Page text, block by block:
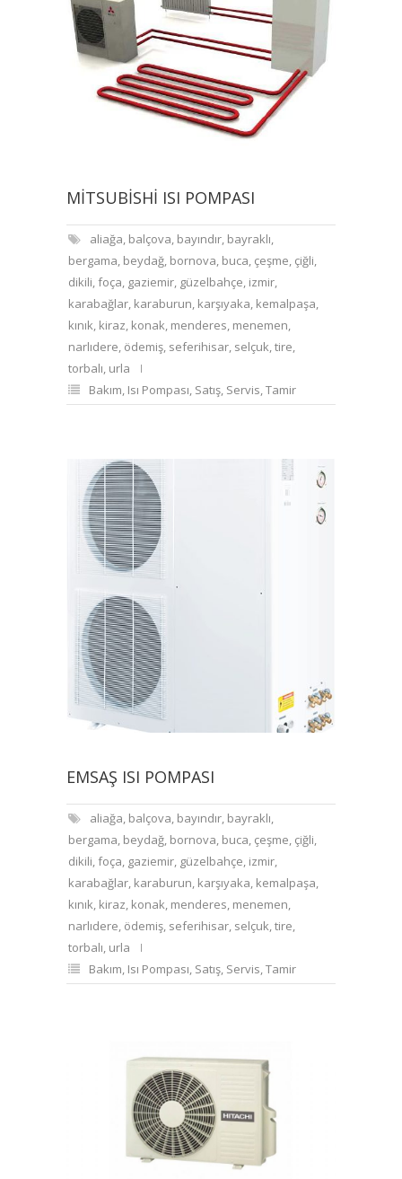
MITSUBISHI ISI POMPASI
aliağa, balçova, bayındır, bayraklı,
bergama, beydağ, bornova, buca, çeşme, çiğli,
dikili,foça, gaziemir, güzelbahçe, izmir,
karabağlar, karaburun, karşıyaka, kemalpaşa,
kınık, kiraz, konak, menderes, menemen,
narlıdere, ödemiş, seferihisar, selçuk,tire,
torbalı, urla
Bakım, Isı Pompası, Satış, Servis,Tamir
EMSAŞ ISI POMPASI
aliağa, balçova, bayındır, bayraklı,
bergama, beydağ, bornova, buca, çeşme, çiğli,
dikili,foça, gaziemir, güzelbahçe, izmir,
karabağlar, karaburun, karşıyaka, kemalpaşa,
kınık, kiraz, konak, menderes, menemen,
narlıdere, ödemiş, seferihisar, selçuk,tire,
torbalı, urla
Bakım, Isı Pompası, Satış, Servis,Tamir